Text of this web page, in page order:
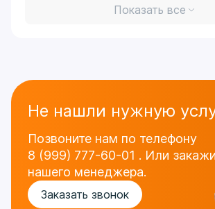
Показать все
Заказать звонок
Не нашли нужную
Позвоните нам по телефону
8 (999) 777-60-01 . Или
нашего менеджера.